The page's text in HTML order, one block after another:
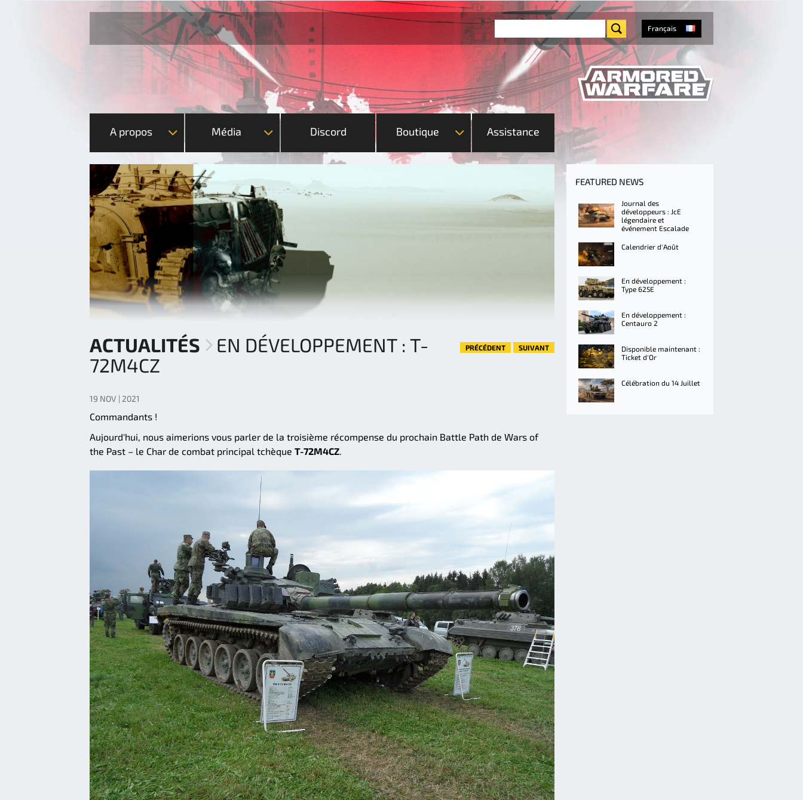
Français
A propos Média Discord Boutique Assistance
ACTUALITÉS
EN DÉVELOPPEMENT : T-
72M4CZ
PRÉCÉDENT SUIVANT
19 NOV | 2021
Commandants !
Aujourd'hui, nous aimerions vous parler de la troisième récompense du prochain Battle Path de Wars of
the Past – le Char de combat principal tchèque T-72M4CZ.
FEATURED NEWS
Journal des
développeurs : JcE
légendaire et
événement Escalade
Calendrier d'Août
En développement :
Type 625E
En développement :
Centauro 2
Disponible maintenant :
Ticket d'Or
Célébration du 14 Juillet